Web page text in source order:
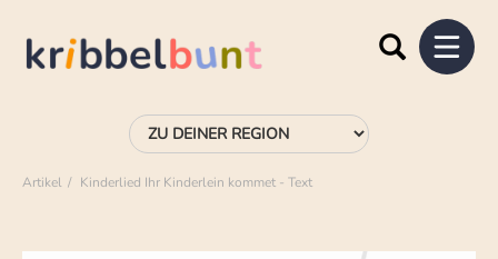
Artikel Kinderlied Ihr Kinderlein kommet - Text